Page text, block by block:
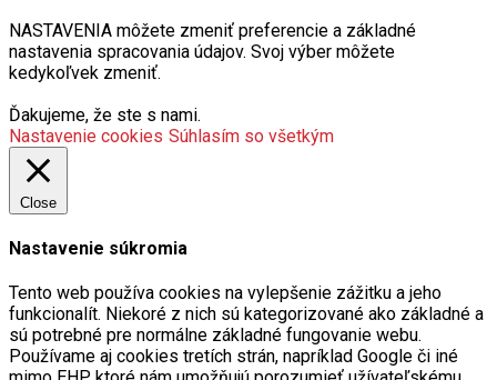
NASTAVENIA môžete zmeniť preferencie a základné
nastavenia spracovania údajov. Svoj výber môžete
kedykoľvek zmeniť.
Ďakujeme, že ste s nami.
Nastavenie cookies Súhlasím so všetkým
Close
Nastavenie súkromia
Tento web používa cookies na vylepšenie zážitku a jeho
funkcionalít. Niekoré z nich sú kategorizované ako základné a
sú potrebné pre normálne základné fungovanie webu.
Používame aj cookies tretích strán, napríklad Google či iné